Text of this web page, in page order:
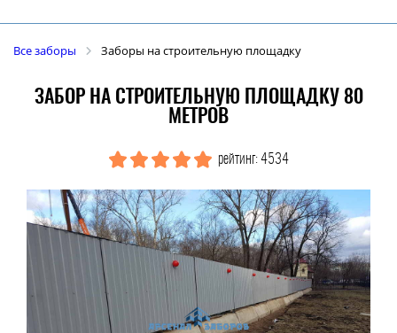
Все заборы Заборы на строительную площадку
ЗАБОР НА СТРОИТЕЛЬНУЮ ПЛОЩАДКУ 80
МЕТРОВ
рейтинг: 4534